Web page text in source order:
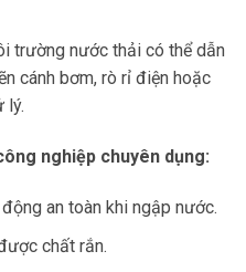
trường nước thải có thể dẫn
cánh bơm, rò rỉ điện hoặc
lý.
nghiệp chuyên dụng:
an toàn khi ngập nước.
chất rắn.